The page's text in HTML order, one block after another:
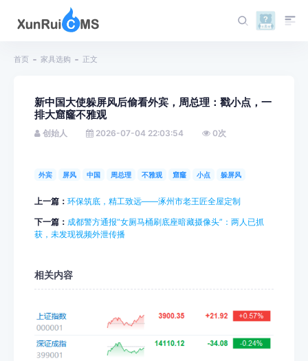
首页 家具选购 正文
新中国大使躲屏风后偷看外宾，周总理：戳小点，一
排大窟窿不雅观
创始人 2026-07-04 22:03:54 0次
外宾 屏风 中国 周总理 不雅观 窟窿 小点 躲屏风
上一篇： 环保筑底，精工致远——涿州市老王匠全屋定制
下一篇： 成都警方通报“女厕马桶刷底座暗藏摄像头”：两人已抓
获，未发现视频外泄传播
相关内容